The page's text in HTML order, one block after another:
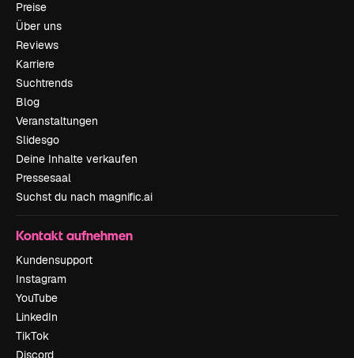
Preise
Über uns
Reviews
Karriere
Suchtrends
Blog
Veranstaltungen
Slidesgo
Deine Inhalte verkaufen
Pressesaal
Suchst du nach magnific.ai
Kontakt aufnehmen
Kundensupport
Instagram
YouTube
LinkedIn
TikTok
Discord